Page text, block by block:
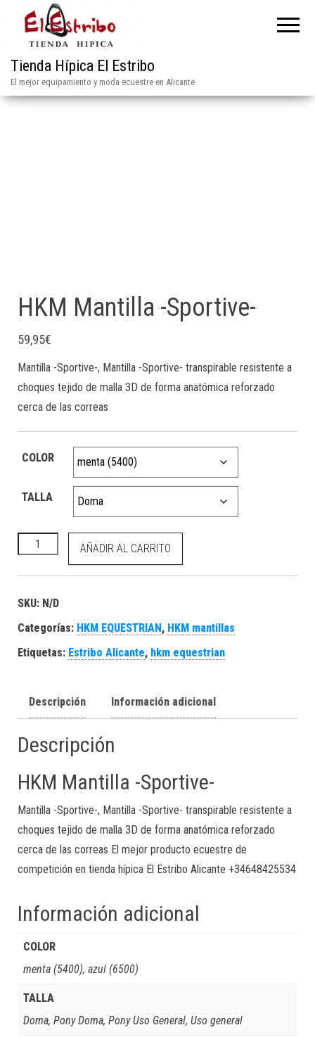
Tienda Hípica El Estribo
El mejor equipamiento y moda ecuestre en Alicante
HKM Mantilla -Sportive-
59,95€
Mantilla -Sportive-, Mantilla -Sportive- transpirable resistente a
choques tejido de malla 3D de forma anatómica reforzado
cerca de las correas
COLOR
TALLA
HKM Mantilla -Sportive- cantidad
AÑADIR AL CARRITO
SKU: N/D
Categorías: HKM EQUESTRIAN, HKM mantillas
Etiquetas: Estribo Alicante, hkm equestrian
Descripción Información adicional
Descripción
HKM Mantilla -Sportive-
Mantilla -Sportive-, Mantilla -Sportive- transpirable resistente a
choques tejido de malla 3D de forma anatómica reforzado
cerca de las correas El mejor producto ecuestre de
competición en tienda hípica El Estribo Alicante +34648425534
Información adicional
COLOR
menta (5400), azul (6500)
TALLA
Doma, Pony Doma, Pony Uso General, Uso general